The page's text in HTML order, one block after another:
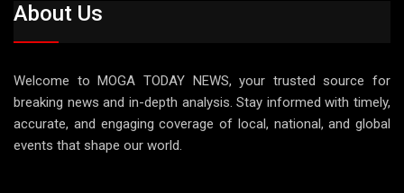
About Us
Welcome to MOGA TODAY NEWS, your trusted source for
breaking news and in-depth analysis. Stay informed with timely,
accurate, and engaging coverage of local, national, and global
events that shape our world.